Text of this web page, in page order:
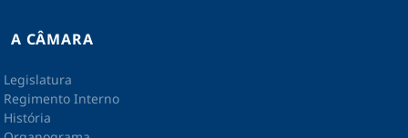
A CÂMARA
Legislatura
Regimento Interno
História